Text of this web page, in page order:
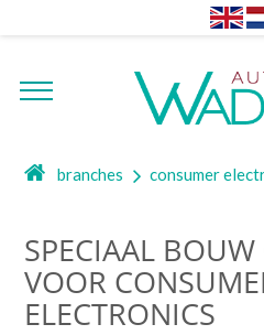
branches consumer
SPECIAAL
VOOR
ELECTRONICS